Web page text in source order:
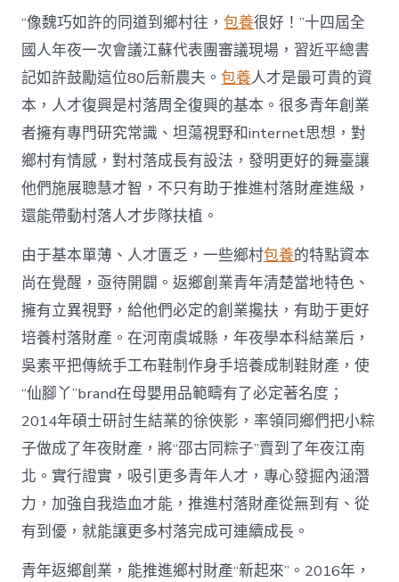
水
甜
心
寶
物
查
包
養
網
_
中
中
“像魏巧如許的同道到鄉村往，包養很好！”十四屆全
國人年夜一次會議江蘇代表團審議現場，習近平總書
記如許鼓勵這位80后新農夫。包養人才是最可貴的資
本，人才復興是村落周全復興的基本。很多青年創業
者擁有專門研究常識、坦蕩視野和internet思想，對
鄉村有情感，對村落成長有設法，發明更好的舞臺讓
他們施展聰慧才智，不只有助于推進村落財產進級，
還能帶動村落人才步隊扶植。
由于基本單薄、人才匱乏，一些鄉村包養的特點資本
尚在覺醒，亟待開闢。返鄉創業青年清楚當地特色、
擁有立異視野，給他們必定的創業攙扶，有助于更好
培養村落財產。在河南虞城縣，年夜學本科結業后，
吳素平把傳統手工布鞋制作身手培養成制鞋財產，使
“仙腳丫”brand在母嬰用品範疇有了必定著名度；
2014年碩士研討生結業的徐俠影，率領同鄉們把小粽
子做成了年夜財產，將“邵古同粽子”賣到了年夜江南
北。實行證實，吸引更多青年人才，專心發掘內涵潛
力，加強自我造血才能，推進村落財產從無到有、從
有到優，就能讓更多村落完成可連續成長。
青年返鄉創業，能推進鄉村財產“新起來”。2016年，